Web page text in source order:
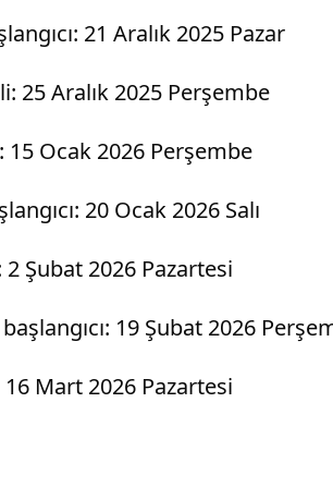
21 Aralık 2025 Pazar
25 Aralık 2025 Perşembe
15 Ocak 2026 Perşembe
20 Ocak 2026 Salı
Şubat 2026 Pazartesi
başlangıcı: 19 Şubat 2026
Mart 2026 Pazartesi